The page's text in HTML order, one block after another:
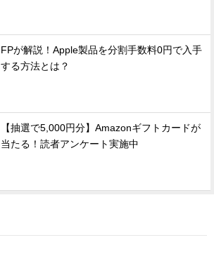
FPが解説！Apple製品を分割手数料0円で入手
する方法とは？
【抽選で5,000円分】Amazonギフトカードが
当たる！読者アンケート実施中